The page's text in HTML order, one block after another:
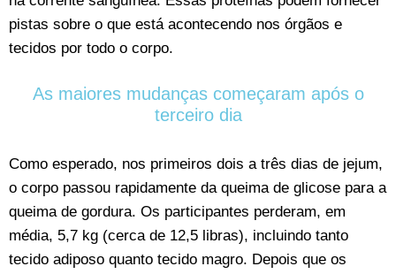
pistas sobre o que está acontecendo nos órgãos e
tecidos por todo o corpo.
As maiores mudanças começaram após o
terceiro dia
Como esperado, nos primeiros dois a três dias de jejum,
o corpo passou rapidamente da queima de glicose para a
queima de gordura. Os participantes perderam, em
média, 5,7 kg (cerca de 12,5 libras), incluindo tanto
tecido adiposo quanto tecido magro. Depois que os